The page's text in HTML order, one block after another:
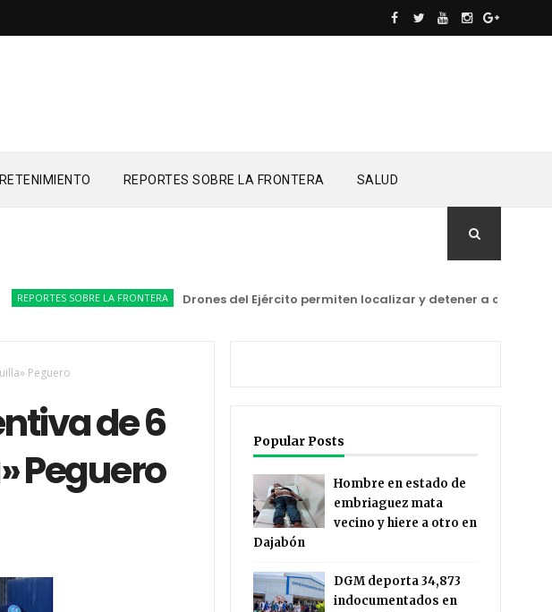
REPORTES SOBRE LA FRONTERA SALUD
SOBRE LA FRONTERA Drones del Ejército permiten localizar y detener a otro grupo
Peguero
de 6
Peguero
Popular Posts
Hombre en estado de
embriaguez mata
vecino y hiere a otro en
Dajabón
DGM deporta 34,873
indocumentados en